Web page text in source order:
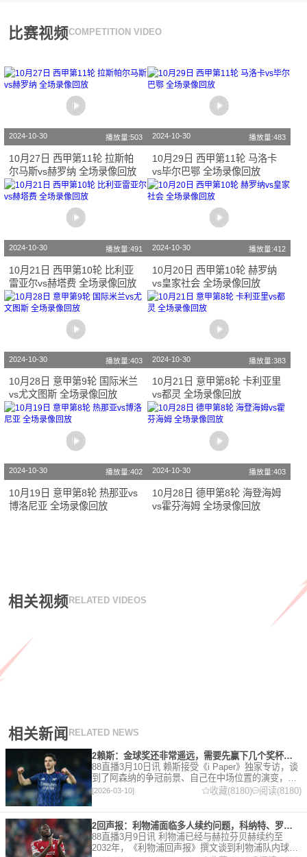
比赛视频COMPETITION VIDEO
2024-10-30 播放量:503
10月27日 西甲第11轮 拉斯帕
尔马斯vs赫罗纳 全场录像回放
2024-10-30 播放量:483
10月29日 西甲第11轮 马洛卡
vs毕尔巴鄂 全场录像回放
2024-10-30 播放量:491
10月21日 西甲第10轮 比利亚
雷亚尔vs赫塔费 全场录像回放
2024-10-30 播放量:412
10月20日 西甲第10轮 赫罗纳
vs皇家社会 全场录像回放
2024-10-30 播放量:403
10月28日 意甲第9轮 国际米兰
vs尤文图斯 全场录像回放
2024-10-30 播放量:383
10月21日 意甲第8轮 卡利亚里
vs都灵 全场录像回放
2024-10-30 播放量:402
10月19日 意甲第8轮 热那亚vs
博洛尼亚 全场录像回放
2024-10-30 播放量:403
10月28日 德甲第8轮 海登海姆
vs霍芬海姆 全场录像回放
相关视频 RELATED VIDEOS
相关新闻 RELATED NEWS
2赖斯：金球奖还非常遥远，需要先赢下几个奖杯，专注当下好好踢球
88直播3月10日讯 赖斯接受《i Paper》独家专访，谈
到了阿森纳的争冠前景、自己在中场位置的演变，以
及对自己被提名金球奖的看法。 任意球 赖斯：“我们
有一项非常擅长的技能——这背后付出了巨大努力
[2026-03-10] 收藏(8180) 阅读(8180)
2回声报：利物浦面临多人续约问题，科纳特、罗伯逊合同今夏到期
88直播3月9日讯 利物浦已经与赫拉芬贝赫续约至
2032年，《利物浦回声报》撰文谈到利物浦队内球员